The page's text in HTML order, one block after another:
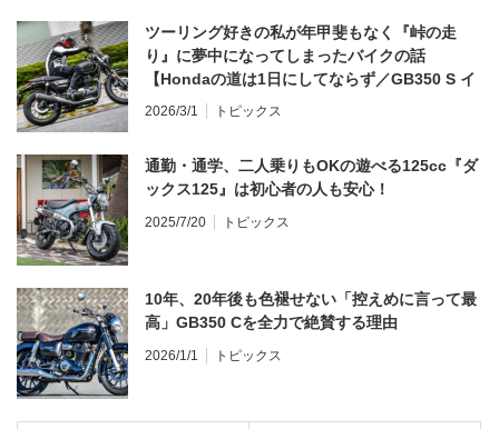
ツーリング好きの私が年甲斐もなく『峠の走
り』に夢中になってしまったバイクの話
【Hondaの道は1日にしてならず／GB350 S イ
ンプレ・レビュー 前編】
2026/3/1 トピックス
通勤・通学、二人乗りもOKの遊べる125cc『ダ
ックス125』は初心者の人も安心！
2025/7/20 トピックス
10年、20年後も色褪せない「控えめに言って最
高」GB350 Cを全力で絶賛する理由
2026/1/1 トピックス